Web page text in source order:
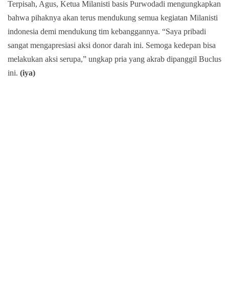
Terpisah, Agus, Ketua Milanisti basis Purwodadi mengungkapkan
bahwa pihaknya akan terus mendukung semua kegiatan Milanisti
indonesia demi mendukung tim kebanggannya. “Saya pribadi
sangat mengapresiasi aksi donor darah ini. Semoga kedepan bisa
melakukan aksi serupa,” ungkap pria yang akrab dipanggil Buclus
ini. (iya)